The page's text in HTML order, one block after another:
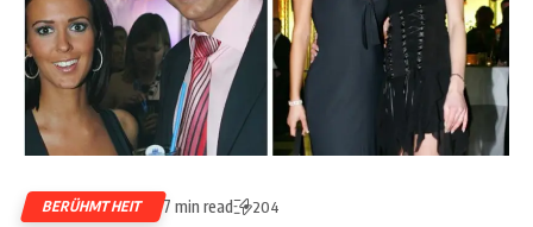
BERÜHMTHEIT 7 min read 204